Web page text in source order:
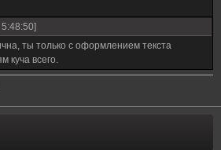
ты только с оформлением текста
куча всего.